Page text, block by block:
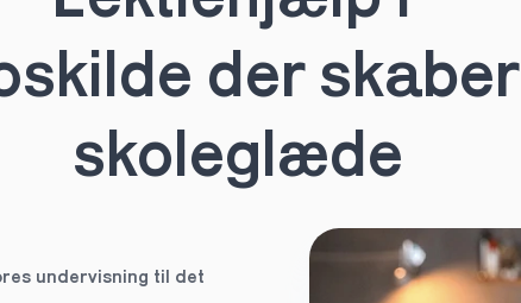
HHX
EUX
der skaber
skoleglæde
undervisning til det